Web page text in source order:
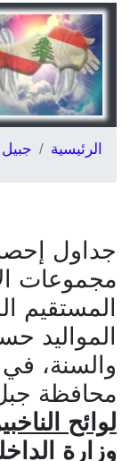
الرئيسية جبيل
جداول
مجموعات
المستقيم
المواليد
والسنة،
محافظة
لوائح
وزارة